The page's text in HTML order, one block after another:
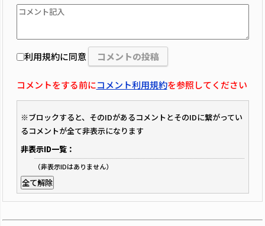
利用規約に同意
コメントをする前にコメント利用規約を参照してください
※ブロックすると、そのIDがあるコメントとそのIDに繋がってい
るコメントが全て非表示になります
非表示ID一覧：
（非表示IDはありません）
全て解除